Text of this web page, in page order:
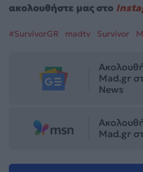
ακολουθήστε μας στο
#SurvivorGR madtv Survivor
Mad.gr
News
Mad.gr